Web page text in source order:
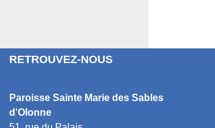
RETROUVEZ-NOUS
Paroisse Sainte Marie des Sables
d'Olonne